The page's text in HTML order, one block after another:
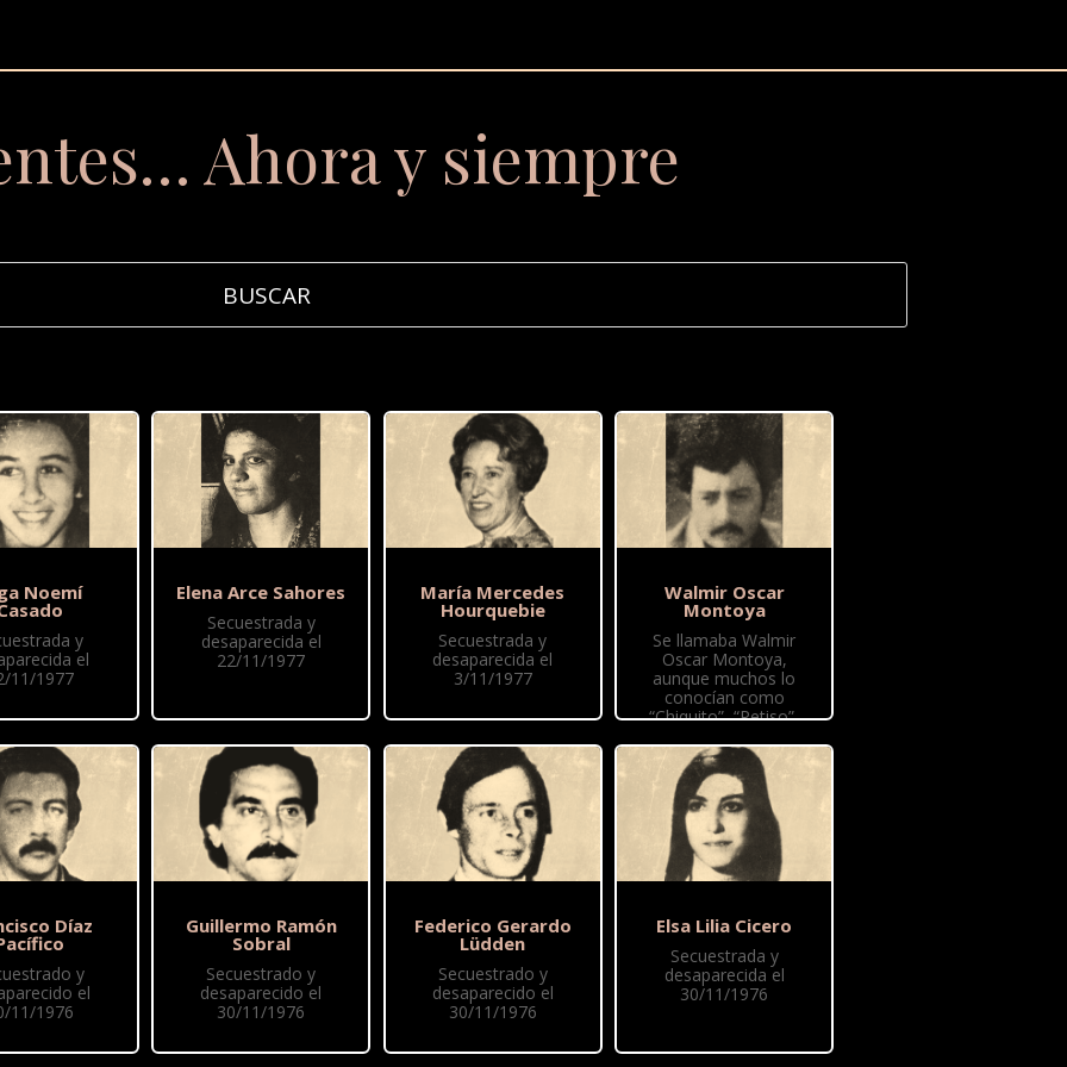
Ahora y siempre
Noemí
y
el
11/1977
Díaz
y
el
11/1976
Elena Arce Sahores
Secuestrada y
desaparecida el
22/11/1977
Guillermo Ramón
Sobral
Secuestrado y
desaparecido el
30/11/1976
María Mercedes
Hourquebie
Secuestrada y
desaparecida el
3/11/1977
Federico Gerardo
Lüdden
Secuestrado y
desaparecido el
30/11/1976
Walmir Oscar
Montoya
Se llamaba Walmir
Oscar Montoya,
aunque muchos lo
conocían como
“Chiquito”, “Petiso”,
Tenía 25 años y había
nacido el 14 de
febrero de 1952 en
Comodoro Rivadavia,
provincia de Chubut.
Militaba en
Montoneros, estaba
en pareja con Laura
Elsa Lilia Cicero
Secuestrada y
desaparecida el
30/11/1976